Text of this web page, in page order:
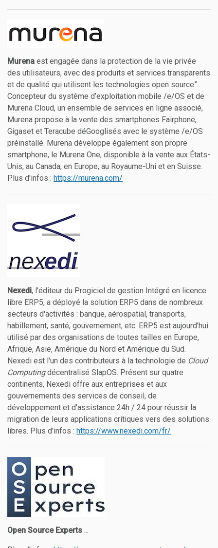
Murena est engagée dans la protection de la vie privée
des utilisateurs, avec des produits et services transparents
et de qualité qui utilisent les technologies open source”.
Concepteur du système d’exploitation mobile /e/OS et de
Murena Cloud, un ensemble de services en ligne associé,
Murena propose à la vente des smartphones Fairphone,
Gigaset et Teracube déGooglisés avec le système /e/OS
préinstallé. Murena développe également son propre
smartphone, le Murena One, disponible à la vente aux États-
Unis, au Canada, en Europe, au Royaume-Uni et en Suisse.
Plus d'infos : https://murena.com/
Nexedi, l'éditeur du Progiciel de gestion Intégré en licence
libre ERP5, a déployé la solution ERP5 dans de nombreux
secteurs d'activités : banque, aérospatial, transports,
habillement, santé, gouvernement, etc. ERP5 est aujourd'hui
utilisé par des organisations de toutes tailles en Europe,
Afrique, Asie, Amérique du Nord et Amérique du Sud.
Nexedi est l'un des contributeurs à la technologie de Cloud
Computingdécentralisé SlapOS. Présent sur quatre
continents, Nexedi offre aux entreprises et aux
gouvernements des services de conseil, de
développement et d'assistance 24h / 24 pour réussir la
migration de leurs applications critiques vers des solutions
libres. Plus d'infos : https://www.nexedi.com/fr/
Open Source Experts ...